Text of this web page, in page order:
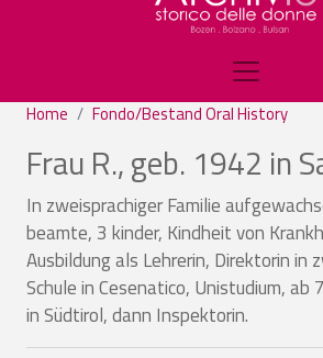
Home Fondo/Bestand Oral History
Frau R., geb. 1942 in
In zweisprachiger Familie
beamte, 3 kinder, Kindheit von
Ausbildung als Lehrerin, Direktorin in
Schule in Cesenatico, Unistudium, ab
in Südtirol, dann Inspektorin.